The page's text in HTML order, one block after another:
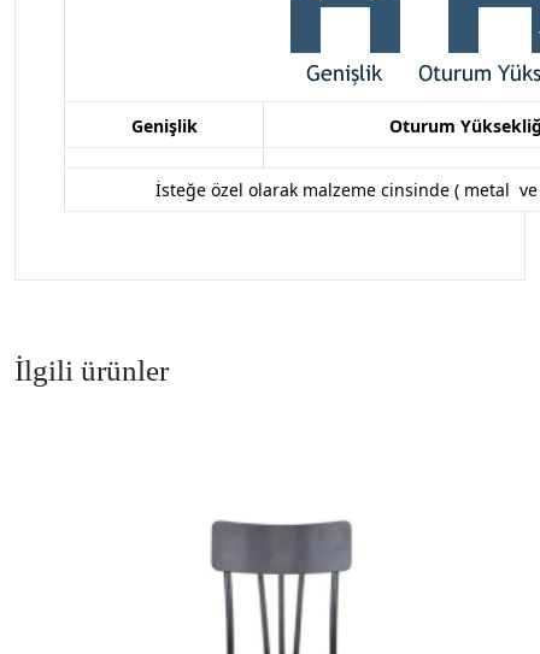
Genişlik Oturum
İsteğe özel olarak malzeme cinsinde ( metal
İlgili ürünler